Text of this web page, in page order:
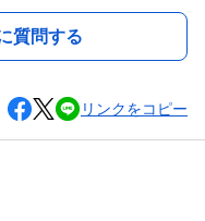
質問する
リンクをコピー